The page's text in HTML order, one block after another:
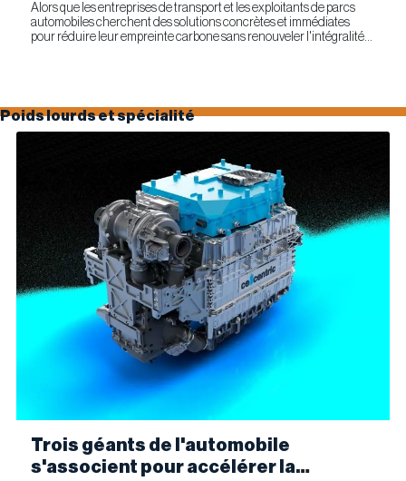
Alors que les entreprises de transport et les exploitants de parcs
automobiles cherchent des solutions concrètes et immédiates
pour réduire leur empreinte carbone sans renouveler l'intégralité
Poids lourds et spécialité
Trois géants de l'automobile
s'associent pour accélérer la